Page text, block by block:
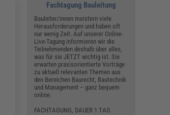
Fachtagung Bauleitung
Bauleiter/innen meistern viele
Herausforderungen und haben oft
nur wenig Zeit. Auf unserer Online-
Live-Tagung informieren wir die
Teilnehmenden deshalb über alles,
was für sie JETZT wichtig ist. Sie
erwarten praxisorientierte Vorträge
zu aktuell relevanten Themen aus
den Bereichen Baurecht, Bautechnik
und Management – ganz bequem
online.
FACHTAGUNG, DAUER 1 TAG